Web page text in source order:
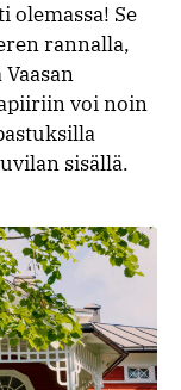
olemassa! Se
rannalla,
voi noin
sisällä.